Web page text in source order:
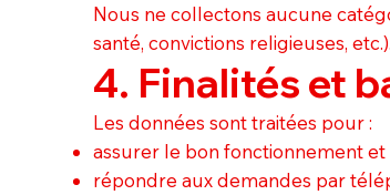
Nous ne collectons aucune
santé, convictions religieuses, etc.).
4. Finalités et
Les données sont traitées pour :
assurer le bon fonctionnement et
répondre aux demandes par